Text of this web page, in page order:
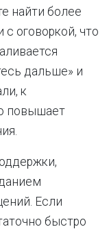
найти более
оговоркой, что
дальше» и
к
повышает
Если
быстро